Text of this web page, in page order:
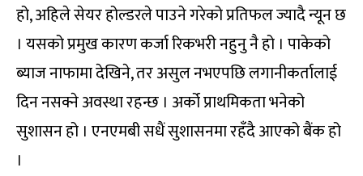
हो, अहिले सेयर होल्डरले पाउने गरेको प्रतिफल ज्यादै न्यून छ
। यसको प्रमुख कारण कर्जा रिकभरी नहुनु नै हो । पाकेको
ब्याज नाफामा देखिने, तर असुल नभएपछि लगानीकर्तालाई
दिन नसक्ने अवस्था रहन्छ । अर्को प्राथमिकता भनेको
सुशासन हो । एनएमबी सधैं सुशासनमा रहँदै आएको बैंक हो
।